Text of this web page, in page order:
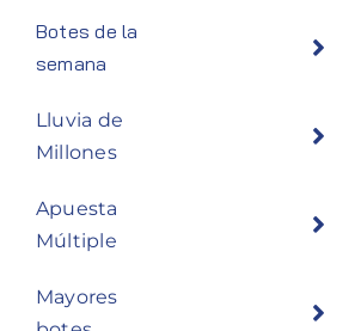
Botes de la
semana
Lluvia de
Millones
Apuesta
Múltiple
Mayores